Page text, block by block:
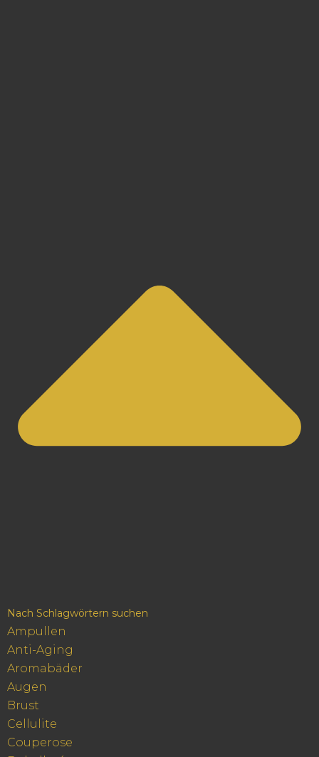
Nach Schlagwörtern suchen
Ampullen
Anti-Aging
Aromabäder
Augen
Brust
Cellulite
Couperose